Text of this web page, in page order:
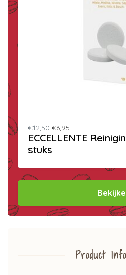
€12,50 €6,95
ECCELLENTE
stuks
Product